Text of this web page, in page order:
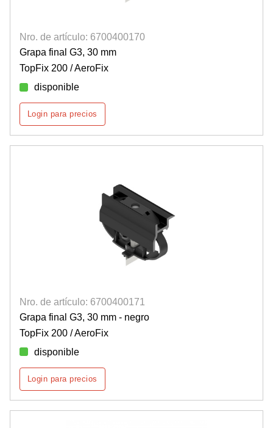
Nro. de artículo: 6700400170
Grapa final G3, 30 mm
TopFix 200 / AeroFix
disponible
Login para precios
Nro. de artículo: 6700400171
Grapa final G3, 30 mm - negro
TopFix 200 / AeroFix
disponible
Login para precios